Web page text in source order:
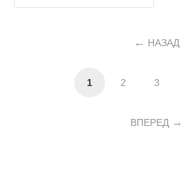
НАЗАД
1 2 3
ВПЕРЕД